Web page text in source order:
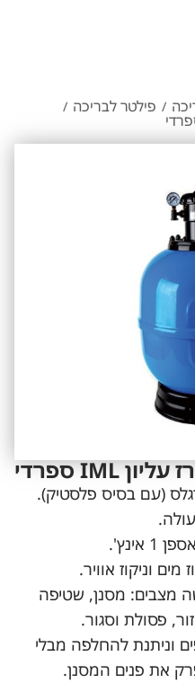
/ פילטר לבריכה /
(עם בסיס פלסטיק).
אינץ'.
וניקוז אוויר.
מצבים: מסנן, שטיפה
פסולת וסגור.
וניתנת להחלפה מבלי
את פנים המסנן.